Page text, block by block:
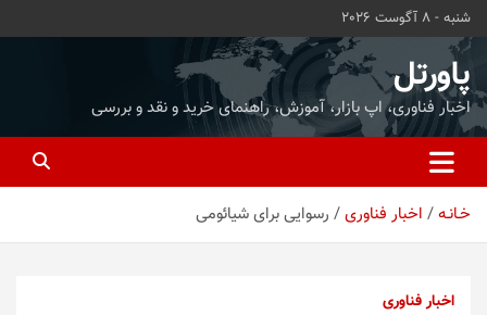
محتوا
بروید
شنبه - 8 آگوست 2026
پاورتل
اخبار فناوری، اپ بازار، آموزش، راهنمای خرید و نقد و بررسی
خـانـه اخبار فناوری رسوایی برای شیائومی
اخبار فناوری